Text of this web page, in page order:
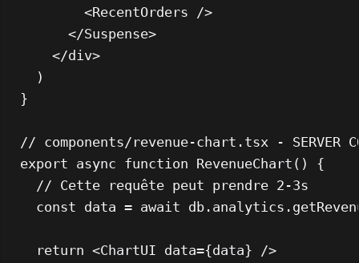
<RecentOrders />
</Suspense>
</div>
  )
}
// components/revenue-chart.tsx - SERVER
export async function RevenueChart ( ) {
// Cette requête peut prendre 2-3s
const data = await db. analytics .
return <ChartUI data={data} />